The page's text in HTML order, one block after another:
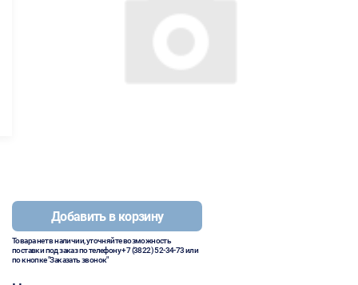
Добавить в корзину
Товара нет в наличии, уточняйте возможность
поставки под заказ по телефону+7 (3822) 52-34-73или
по кнопке "Заказать звонок"